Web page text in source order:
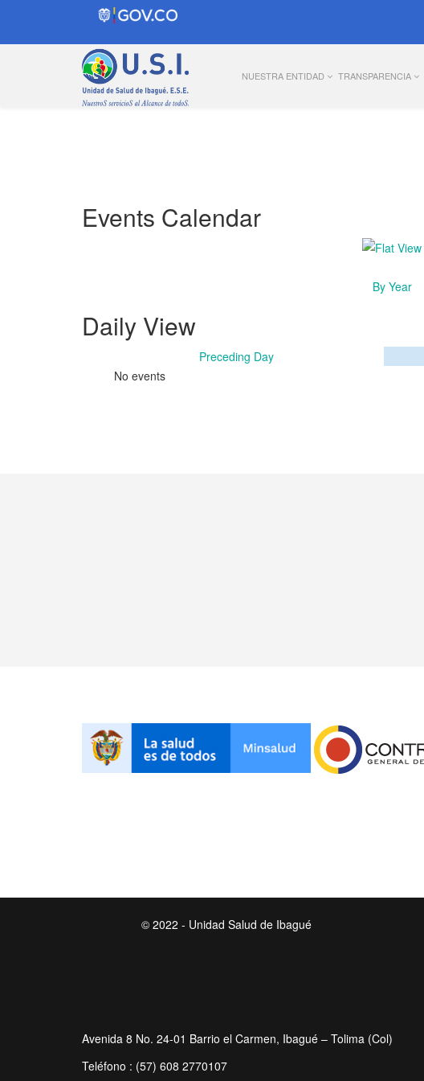
NUESTRA ENTIDAD TRANSPARENCIA
Events Calendar
By Year
Daily View
Preceding Day
No events
© 2022 - Unidad Salud de Ibagué
Avenida 8 No. 24-01 Barrio el Carmen, Ibagué – Tolima (Col)
Teléfono : (57) 608 2770107